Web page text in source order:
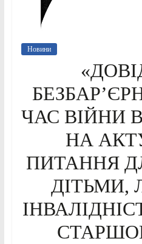
Новини
ЧАС ВІЙНИ
НА
ПИТАННЯ
ДІТЬМИ,